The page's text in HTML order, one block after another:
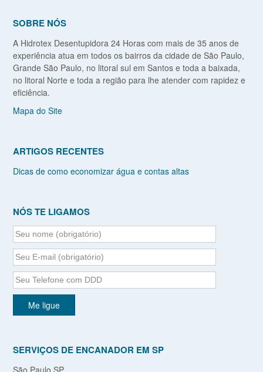
SOBRE NÓS
A Hidrotex Desentupidora 24 Horas com mais de 35 anos de
experiência atua em todos os bairros da cidade de São Paulo,
Grande São Paulo, no litoral sul em Santos e toda a baixada,
no litoral Norte e toda a região para lhe atender com rapidez e
eficiência.
Mapa do Site
ARTIGOS RECENTES
Dicas de como economizar água e contas altas
NÓS TE LIGAMOS
SERVIÇOS DE ENCANADOR EM SP